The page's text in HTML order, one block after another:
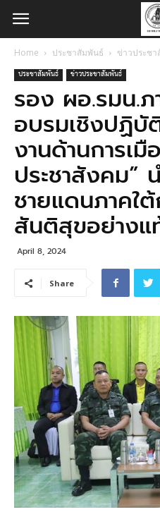
Home ประชาสัมพันธ์ ข่าวประช
ประชาสัมพันธ์ ข่าวประชาสัมพันธ์
รอง ผอ.รมน.
อบรมเชิงปฏิบั
งานด้านการเมื
ประชาสังคม”
ชายแดนภาคใ
สันติสุขอย่างแ
April 8, 2024
Share